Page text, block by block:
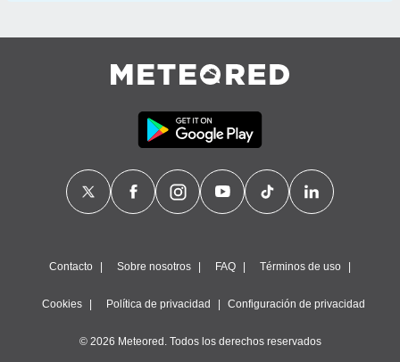
Contacto Sobre nosotros FAQ Términos de uso
Cookies Política de privacidad Configuración de privacidad
© 2026 Meteored. Todos los derechos reservados